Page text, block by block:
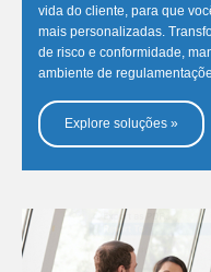
vida do cliente, para que
mais personalizadas.
de risco e conformidade,
ambiente de
Explore soluções »